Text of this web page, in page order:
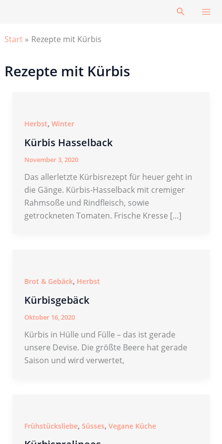
Suchen
Start Rezepte mit Kürbis
Rezepte mit Kürbis
Herbst, Winter
Kürbis Hasselback
November 3, 2020
Das allerletzte Kürbisrezept für heuer geht in
die Gänge. Kürbis-Hasselback mit cremiger
Rahmsoße und Rindfleisch, sowie
getrockneten Tomaten. Frische Kresse […]
Brot & Gebäck, Herbst
Kürbisgebäck
Oktober 16, 2020
Kürbis in Hülle und Fülle – das ist gerade
unsere Devise. Die größte Beere hat gerade
Saison und wird verwertet,
Frühstücksliebe, Süsses, Vegane Küche